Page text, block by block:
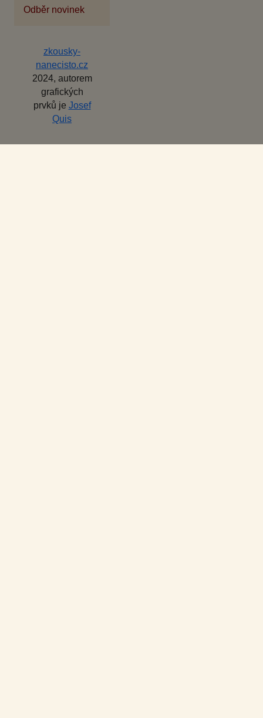
Odběr novinek
zkousky-
nanecisto.cz
2024, autorem
grafických
prvků je Josef
Quis